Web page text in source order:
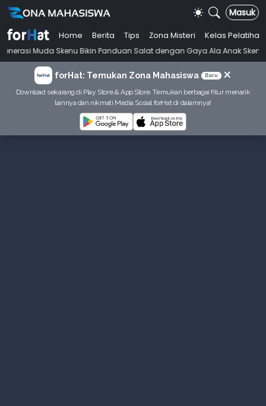
Masuk
Home Berita Tips Zona Misteri
Kelas Pelatihan
Bikin Panduan Salat dengan Gaya Ala Anak Skena • Mahasiswi
forHat: Temukan Zona Mahasiswa Baru ×
Download sekarang di Play Store & App Store. Temukan berbagai fitur menarik
lainnya dan nikmati Media Sosial forHat di dalamnya!